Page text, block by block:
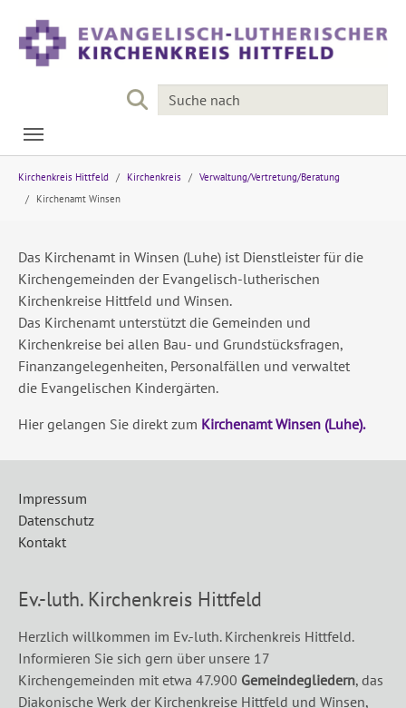
Kirchenkreis Hittfeld Kirchenkreis
Verwaltung/Vertretung/Beratung
Kirchenamt Winsen
Das Kirchenamt in Winsen (Luhe) ist Dienstleister für die
Kirchengemeinden der Evangelisch-lutherischen
Kirchenkreise Hittfeld und Winsen.
Das Kirchenamt unterstützt die Gemeinden und
Kirchenkreise bei allen Bau- und Grundstücksfragen,
Finanzangelegenheiten, Personalfällen und verwaltet
die Evangelischen Kindergärten.
Hier gelangen Sie direkt zum Kirchenamt Winsen (Luhe).
Impressum
Datenschutz
Kontakt
Ev.-luth. Kirchenkreis Hittfeld
Herzlich willkommen im Ev.-luth. Kirchenkreis Hittfeld.
Informieren Sie sich gern über unsere 17
Kirchengemeinden mit etwa 47.900 Gemeindegliedern, das
Diakonische Werk der Kirchenkreise Hittfeld und Winsen,